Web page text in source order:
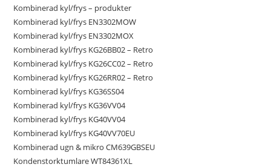
Kombinerad kyl/frys – produkter
Kombinerad kyl/frys EN3302MOW
Kombinerad kyl/frys EN3302MOX
Kombinerad kyl/frys KG26BB02 – Retro
Kombinerad kyl/frys KG26CC02 – Retro
Kombinerad kyl/frys KG26RR02 – Retro
Kombinerad kyl/frys KG36SS04
Kombinerad kyl/frys KG36VV04
Kombinerad kyl/frys KG40VV04
Kombinerad kyl/frys KG40VV70EU
Kombinerad ugn & mikro CM639GBSEU
Kondenstorktumlare WT84361XL